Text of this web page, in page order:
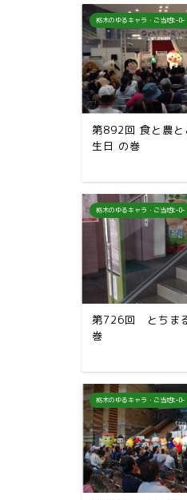
栃木のゆるキャラ・ご当地ﾋｰﾛｰ
第892回 食と農と
生日 の巻
栃木のゆるキャラ・ご当地ﾋｰﾛｰ
第726回 とちま
巻
栃木のゆるキャラ・ご当地ﾋｰﾛｰ